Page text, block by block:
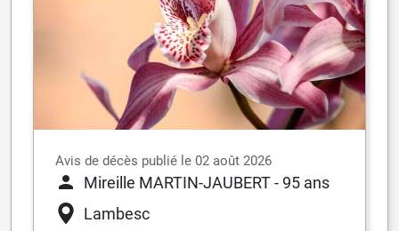
Avis de décès publié le 02 août 2026
Mireille MARTIN-JAUBERT- 95 ans
Lambesc